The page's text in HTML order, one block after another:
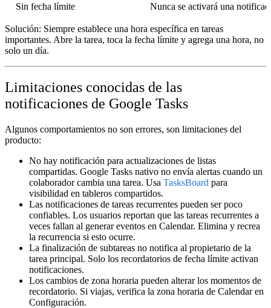
Sin fecha límite Nunca se activará una
Solución: Siempre establece una hora específica en tareas
importantes. Abre la tarea, toca la fecha límite y agrega una hora, no
solo un día.
Limitaciones conocidas de las
notificaciones de Google Tasks
Algunos comportamientos no son errores, son limitaciones del
producto:
No hay notificación para actualizaciones de listas
compartidas. Google Tasks nativo no envía alertas cuando un
colaborador cambia una tarea. Usa TasksBoard para
visibilidad en tableros compartidos.
Las notificaciones de tareas recurrentes pueden ser poco
confiables. Los usuarios reportan que las tareas recurrentes a
veces fallan al generar eventos en Calendar. Elimina y recrea
la recurrencia si esto ocurre.
La finalización de subtareas no notifica al propietario de la
tarea principal. Solo los recordatorios de fecha límite activan
notificaciones.
Los cambios de zona horaria pueden alterar los momentos de
recordatorio. Si viajas, verifica la zona horaria de Calendar en
Configuración.